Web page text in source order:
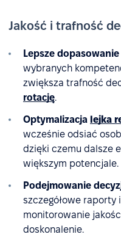
Jakość i trafność
Lepsze
wybranych
zwiększa trafność
rotację.
Optymalizacja lejka
wcześnie odsiać
dzięki czemu dalsze
większym potencjale.
Podejmowanie
szczegółowe
monitorowanie
doskonalenie.